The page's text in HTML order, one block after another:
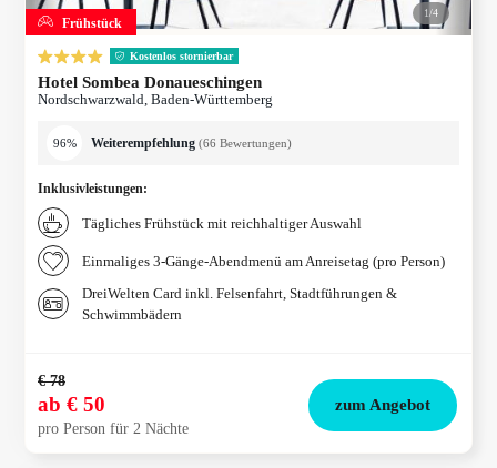
Frühstück
1/4
Kostenlos stornierbar
Hotel Sombea Donaueschingen
Nordschwarzwald, Baden-Württemberg
96% Weiterempfehlung (66 Bewertungen)
Inklusivleistungen:
Tägliches Frühstück mit reichhaltiger Auswahl
Einmaliges 3-Gänge-Abendmenü am Anreisetag (pro Person)
DreiWelten Card inkl. Felsenfahrt, Stadtführungen &
Schwimmbädern
€ 78
ab € 50
pro Person für 2 Nächte
zum Angebot